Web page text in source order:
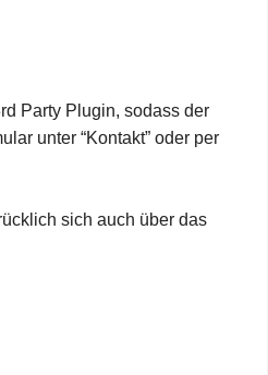
Party Plugin, sodass der
unter “Kontakt” oder per
sich auch über das